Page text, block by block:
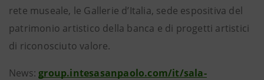
rete museale, le Gallerie d’Italia, sede espositiva del
patrimonio artistico della banca e di progetti artistici
di riconosciuto valore.
News: group.intesasanpaolo.com/it/sala-